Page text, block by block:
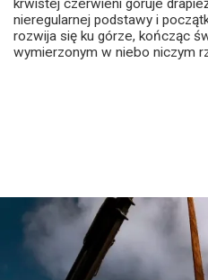
krwistej czerwieni góruje
nieregularnej podstawy i
rozwija się ku górze, kończąc
wymierzonym w niebo niczym